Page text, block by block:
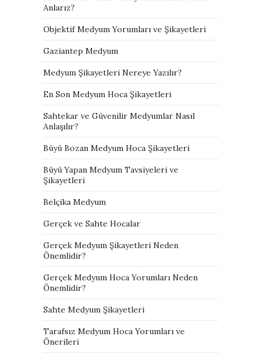
Anlarız?
Objektif Medyum Yorumları ve Şikayetleri
Gaziantep Medyum
Medyum Şikayetleri Nereye Yazılır?
En Son Medyum Hoca Şikayetleri
Sahtekar ve Güvenilir Medyumlar Nasıl
Anlaşılır?
Büyü Bozan Medyum Hoca Şikayetleri
Büyü Yapan Medyum Tavsiyeleri ve
Şikayetleri
Belçika Medyum
Gerçek ve Sahte Hocalar
Gerçek Medyum Şikayetleri Neden
Önemlidir?
Gerçek Medyum Hoca Yorumları Neden
Önemlidir?
Sahte Medyum Şikayetleri
Tarafsız Medyum Hoca Yorumları ve
Önerileri